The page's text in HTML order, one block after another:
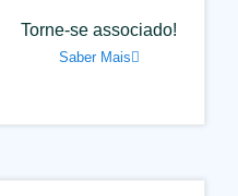
Torne-se associado!
Saber Mais